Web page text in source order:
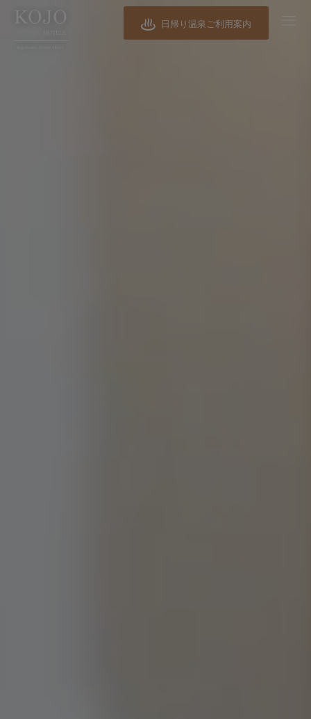
日帰り温泉ご利用案内